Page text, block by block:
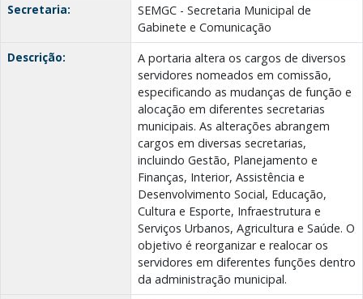
Secretaria:
SEMGC - Secretaria Municipal de
Gabinete e Comunicação
Descrição:
A portaria altera os cargos de diversos
servidores nomeados em comissão,
especificando as mudanças de função e
alocação em diferentes secretarias
municipais. As alterações abrangem
cargos em diversas secretarias,
incluindo Gestão, Planejamento e
Finanças, Interior, Assistência e
Desenvolvimento Social, Educação,
Cultura e Esporte, Infraestrutura e
Serviços Urbanos, Agricultura e Saúde. O
objetivo é reorganizar e realocar os
servidores em diferentes funções dentro
da administração municipal.